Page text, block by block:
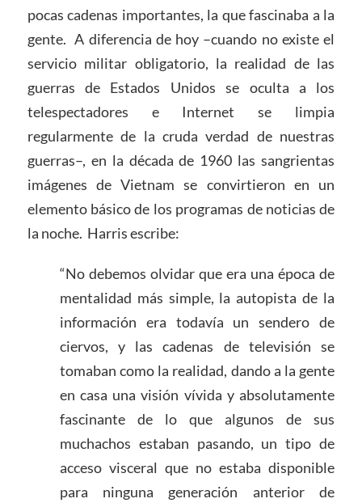
pocas cadenas importantes, la que fascinaba a la
gente. A diferencia de hoy –cuando no existe el
servicio militar obligatorio, la realidad de las
guerras de Estados Unidos se oculta a los
telespectadores e Internet se limpia
regularmente de la cruda verdad de nuestras
guerras–, en la década de 1960 las sangrientas
imágenes de Vietnam se convirtieron en un
elemento básico de los programas de noticias de
la noche. Harris escribe:
“No debemos olvidar que era una época de
mentalidad más simple, la autopista de la
información era todavía un sendero de
ciervos, y las cadenas de televisión se
tomaban como la realidad, dando a la gente
en casa una visión vívida y absolutamente
fascinante de lo que algunos de sus
muchachos estaban pasando, un tipo de
acceso visceral que no estaba disponible
para ninguna generación anterior de